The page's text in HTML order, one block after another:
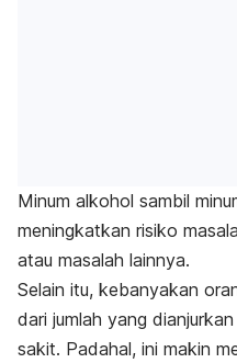
Minum alkohol sambil
meningkatkan risiko
atau masalah lainnya.
Selain itu, kebanyakan
dari jumlah yang
sakit. Padahal, ini makin